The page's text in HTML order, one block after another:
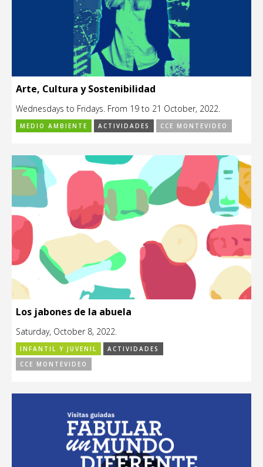
Arte, Cultura y Sostenibilidad
Wednesdays to Fridays. From 19 to 21 October, 2022.
MEDIO AMBIENTE ACTIVIDADES CCE MONTEVIDEO
Los jabones de la abuela
Saturday, October 8, 2022.
INFANTIL Y JUVENIL
ACTIVIDADES
CCE MONTEVIDEO